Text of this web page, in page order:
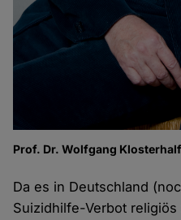
Prof. Dr. Wolfgang
Da es in Deutschland
Suizidhilfe-Verbot